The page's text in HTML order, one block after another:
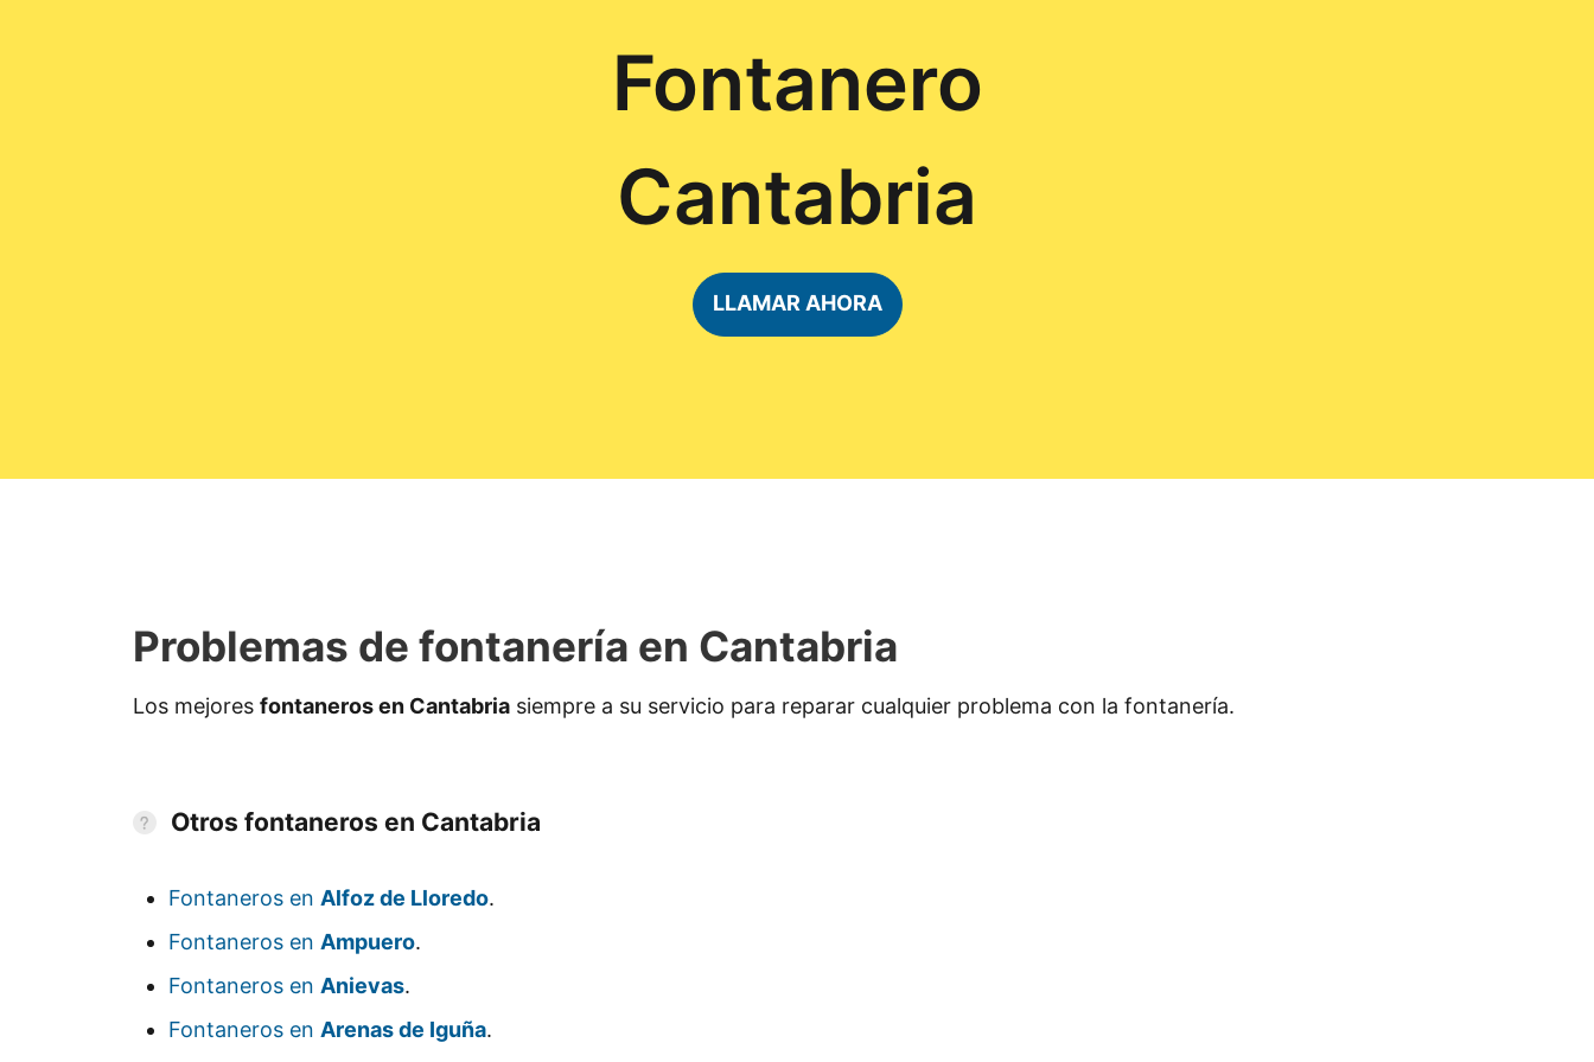
Fontanero
Cantabria
LLAMAR AHORA
Problemas de fontanería en Cantabria
Los mejores fontaneros en Cantabria siempre a su servicio para reparar cualquier problema con la fontanería.
Otros fontaneros en Cantabria
Fontaneros en Alfoz de Lloredo.
Fontaneros en Ampuero.
Fontaneros en Anievas.
Fontaneros en Arenas de Iguña.